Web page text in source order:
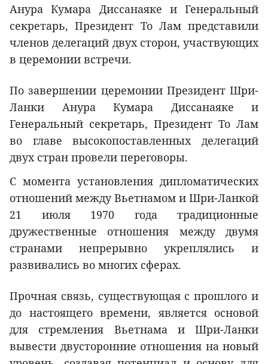
Анура Кумара Диссанаяке и Генеральный
секретарь, Президент То Лам представили
членов делегаций двух сторон, участвующих
в церемонии встречи.
По завершении церемонии Президент Шри-
Ланки Анура Кумара Диссанаяке и
Генеральный секретарь, Президент То Лам
во главе высокопоставленных делегаций
двух стран провели переговоры.
С момента установления дипломатических
отношений между Вьетнамом и Шри-Ланкой
21 июля 1970 года традиционные
дружественные отношения между двумя
странами непрерывно укреплялись и
развивались во многих сферах.
Прочная связь, существующая с прошлого и
до настоящего времени, является основой
для стремления Вьетнама и Шри-Ланки
вывести двусторонние отношения на новый